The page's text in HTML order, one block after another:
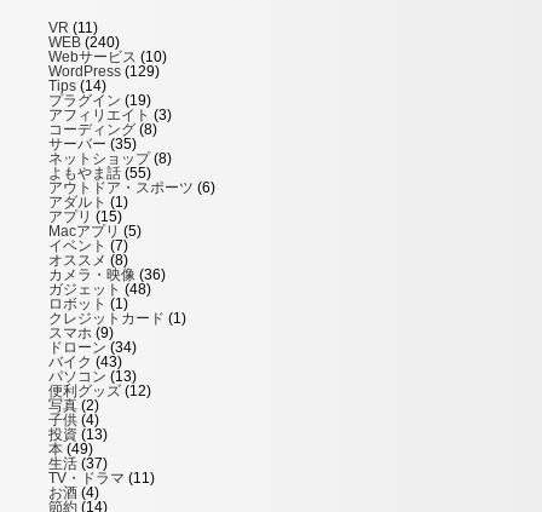
VR (11)
WEB (240)
Webサービス (10)
WordPress (129)
Tips (14)
プラグイン (19)
アフィリエイト (3)
コーディング (8)
サーバー (35)
ネットショップ(8)
よもやま話 (55)
アウトドア・スポーツ (6)
アダルト (1)
アプリ (15)
Macアプリ (5)
イベント (7)
オススメ (8)
カメラ・映像 (36)
ガジェット (48)
ロボット (1)
クレジットカード (1)
スマホ (9)
ドローン (34)
バイク (43)
パソコン (13)
便利グッズ (12)
写真 (2)
子供 (4)
投資 (13)
本 (49)
生活 (37)
TV・ドラマ (11)
お酒 (4)
節約 (14)